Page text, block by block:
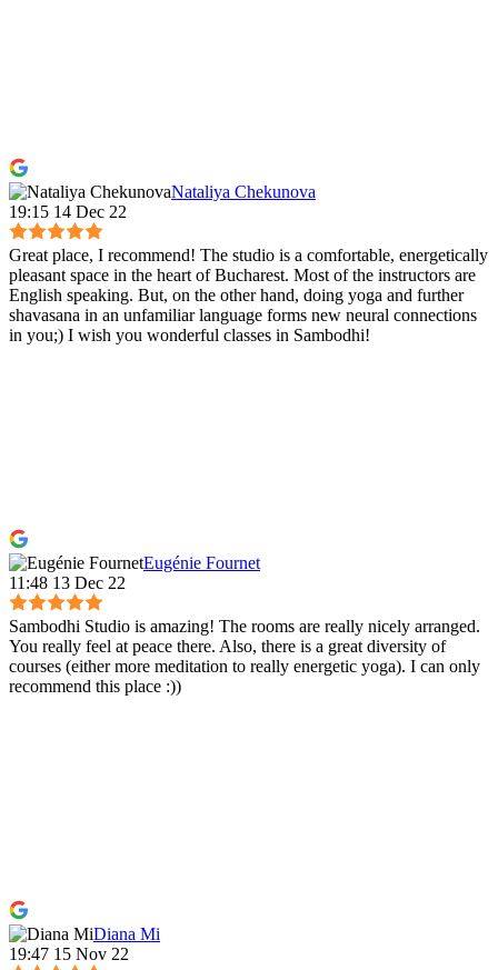
Nataliya Chekunova
19:15 14 Dec 22
Great place, I recommend! The studio is a comfortable, energetically
pleasant space in the heart of Bucharest. Most of the instructors are
English speaking. But, on the other hand, doing yoga and further
shavasana in an unfamiliar language forms new neural connections
in you;) I wish you wonderful classes in Sambodhi!
Eugénie Fournet
11:48 13 Dec 22
Sambodhi Studio is amazing! The rooms are really nicely arranged.
You really feel at peace there. Also, there is a great diversity of
courses (either more meditation to really energetic yoga). I can only
recommend this place :))
Diana Mi
19:47 15 Nov 22